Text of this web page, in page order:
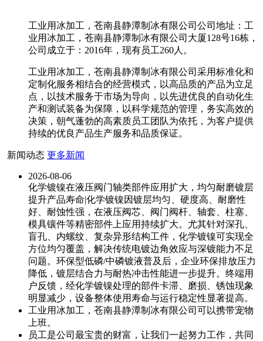
工业用冰加工，苍南县静潭制冰有限公司公司地址：工
业用冰加工，苍南县静潭制冰有限公司大厦128号16栋，
公司成立于：2016年，现有员工260人。
工业用冰加工，苍南县静潭制冰有限公司采用标准化和
定制化服务相结合的经营模式，以高品质的产品为立足
点，以技术服务于市场为导向，以先进优良的自动化生
产和测试装备为保障，以科学规范的管理，务实高效的
决策，朝气蓬勃的高素质员工团队为依托，为客户提供
持续的优良产品生产服务和品质保证。
新闻动态 更多新闻
2026-08-06
化学镀镍在液压阀门轴类部件应用扩大，均匀耐磨镀层
提升产品寿命|化学镀镍因镀层均匀、硬度高、耐磨性
好、耐蚀性强，在液压阀芯、阀门阀杆、轴套、柱塞、
模具镶件等精密部件上应用持续扩大。尤其针对深孔、
盲孔、内螺纹、复杂异形结构工件，化学镀镍可实现全
方位均匀覆盖，解决传统电镀边角效应与深镀能力不足
问题。环保型低磷/中磷镀液普及后，企业环保排放压力
降低，镀层结合力与耐热冲击性能进一步提升。终端用
户反馈，经化学镀镍处理的部件卡滞、磨损、锈蚀现象
明显减少，设备整体使用寿命与运行稳定性显著提高。
工业用冰加工，苍南县静潭制冰有限公司可以携带宠物
上班。
员工是公司最宝贵的财富，让我们一起努力工作，共同